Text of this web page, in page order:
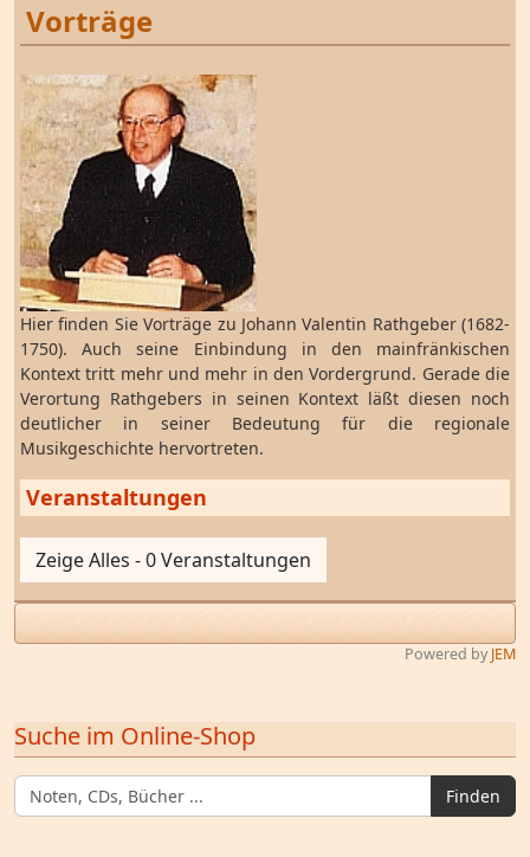
Vorträge
Hier finden Sie Vorträge zu Johann Valentin Rathgeber (1682-
1750). Auch seine Einbindung in den mainfränkischen
Kontext tritt mehr und mehr in den Vordergrund. Gerade die
Verortung Rathgebers in seinen Kontext läßt diesen noch
deutlicher in seiner Bedeutung für die regionale
Musikgeschichte hervortreten.
Veranstaltungen
Zeige Alles - 0 Veranstaltungen
Powered byJEM
Suche im Online-Shop
Finden